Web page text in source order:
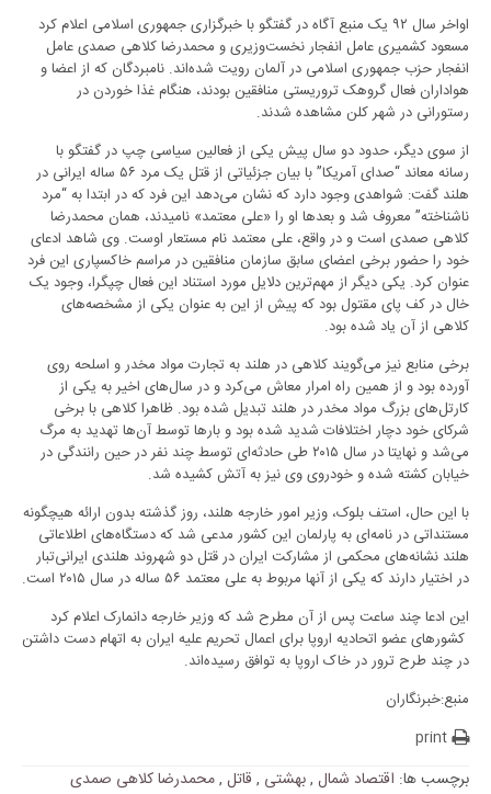
اواخر سال ۹۲ یک منبع آگاه در گفتگو با خبرگزاری جمهوری اسلامی اعلام کرد
مسعود کشمیری عامل انفجار نخست‌وزیری و محمدرضا کلاهی صمدی عامل
انفجار حزب جمهوری اسلامی در آلمان رویت شده‌اند. نامبردگان که از اعضا و
هواداران فعال گروهک تروریستی منافقین بودند، هنگام غذا خوردن در
رستورانی در شهر کلن مشاهده شدند.
از سوی دیگر، حدود دو سال پیش یکی از فعالین سیاسی چپ در گفتگو با
رسانه معاند “صدای آمریکا” با بیان جزئیاتی از قتل یک مرد ۵۶ ساله ایرانی در
هلند گفت: شواهدی وجود دارد که نشان می‌دهد این فرد که در ابتدا به “مرد
ناشناخته” معروف شد و بعد‌ها او را «علی معتمد» نامیدند، همان محمدرضا
کلاهی صمدی است و در واقع، علی معتمد نام مستعار اوست. وی شاهد ادعای
خود را حضور برخی اعضای سابق سازمان منافقین در مراسم خاکسپاری این فرد
عنوان کرد. یکی دیگر از مهم‌ترین دلایل مورد استناد این فعال چپگرا، وجود یک
خال در کف پای مقتول بود که پیش از این به عنوان یکی از مشخصه‌های
کلاهی از آن یاد شده بود.
برخی منابع نیز می‌گویند کلاهی در هلند به تجارت مواد مخدر و اسلحه روی
آورده بود و از همین راه امرار معاش می‌کرد و در سال‌های اخیر به یکی از
کارتل‌های بزرگ مواد مخدر در هلند تبدیل شده بود. ظاهرا کلاهی با برخی
شرکای خود دچار اختلافات شدید شده بود و بار‌ها توسط آن‌ها تهدید به مرگ
می‌شد و نهایتا در سال ۲۰۱۵ طی حادثه‌ای توسط چند نفر در حین رانندگی در
خیابان کشته شده و خودروی وی نیز به آتش کشیده شد.
با این حال، استف بلوک، وزیر امور خارجه هلند، روز گذشته بدون ارائه هیچگونه
مستنداتی در نامه‌ای به پارلمان این کشور مدعی شد که دستگاه‌های اطلاعاتی
هلند نشانه‌های محکمی از مشارکت ایران در قتل دو شهروند هلندی ایرانی‌تبار
در اختیار دارند که یکی از آنها مربوط به علی معتمد ۵۶ ساله در سال ۲۰۱۵ است.
این ادعا چند ساعت پس از آن مطرح شد که وزیر خارجه دانمارک اعلام کرد
کشورهای عضو اتحادیه اروپا برای اعمال تحریم علیه ایران به اتهام دست داشتن
در چند طرح ترور در خاک اروپا به توافق رسیده‌اند.
منبع:خبرنگاران
print
برچسب ها: اقتصاد شمال ,بهشتی , قاتل ,محمدرضا کلاهی صمدی